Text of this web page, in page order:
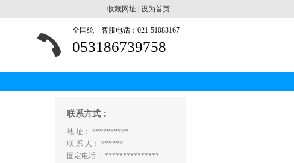
收藏网址 设为首页
全国统一客服电话：021-51083167
053186739758
联系方式：
地 址： **********
联 系 人： ******
固定电话： ***************